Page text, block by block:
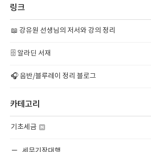
링크
📖 강유원 선생님의 저서와 강의 정리
🗄️ 알라딘 서재
🎧 음반/블루레이 정리 블로그
카테고리
기초세금